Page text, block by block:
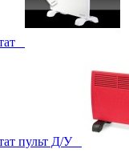
пульт Д/У